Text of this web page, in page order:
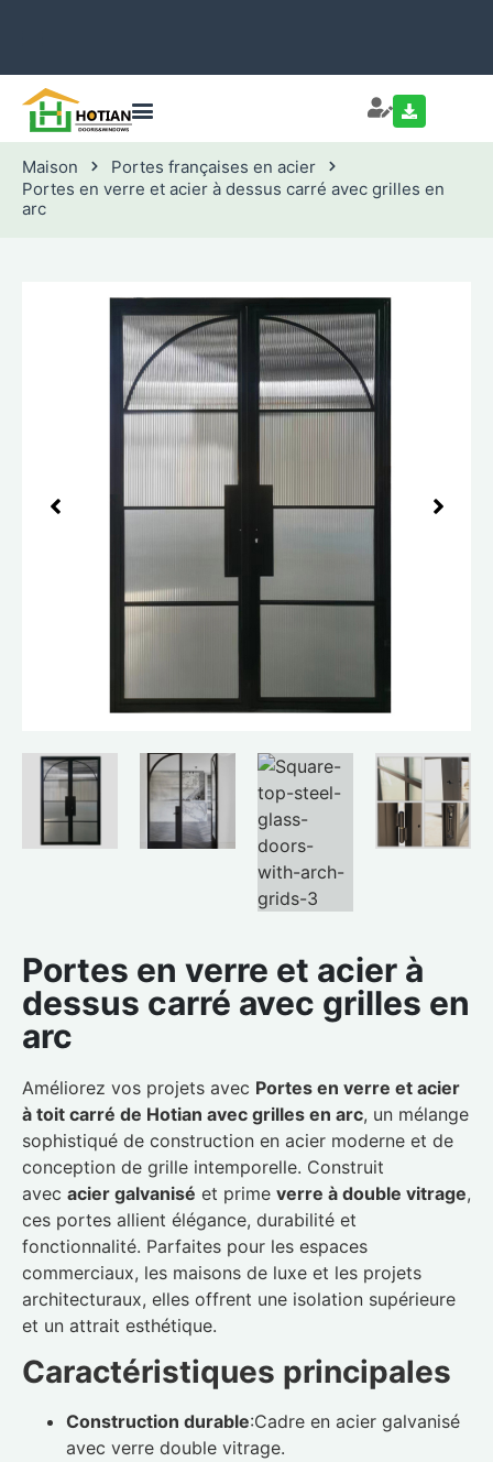
Maison
Portes françaises en acier
Portes en verre et acier à dessus carré avec grilles en
arc
Portes en verre et acier à
dessus carré avec grilles en
arc
Améliorez vos projets avec Portes en verre et acier
à toit carré de Hotian avec grilles en arc, un mélange
sophistiqué de construction en acier moderne et de
conception de grille intemporelle. Construit
avec acier galvanisé et prime verre à double vitrage,
ces portes allient élégance, durabilité et
fonctionnalité. Parfaites pour les espaces
commerciaux, les maisons de luxe et les projets
architecturaux, elles offrent une isolation supérieure
et un attrait esthétique.
Caractéristiques principales
Construction durable:Cadre en acier galvanisé
avec verre double vitrage.